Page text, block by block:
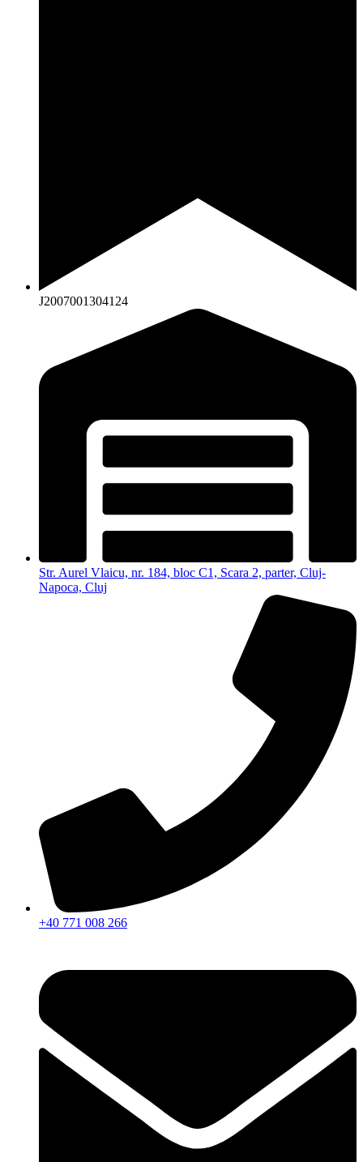
J2007001304124
Str. Aurel Vlaicu, nr. 184, bloc C1, Scara 2, parter, Cluj-
Napoca, Cluj
+40 771 008 266